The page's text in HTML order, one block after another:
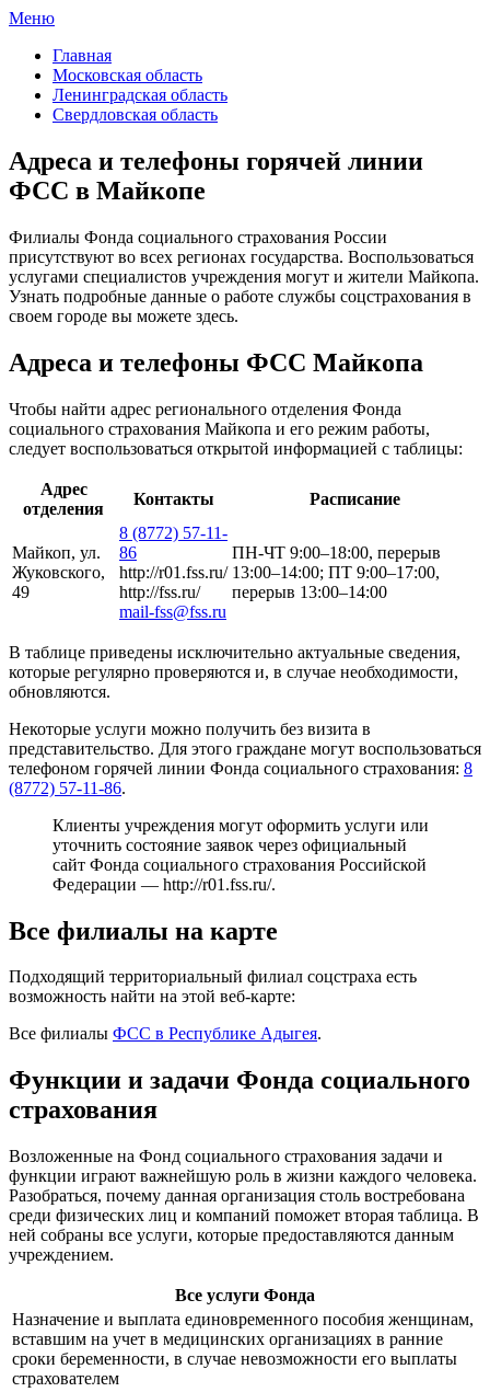
Меню
Главная
Московская область
Ленинградская область
Свердловская область
Адреса и телефоны горячей линии
ФСС в Майкопе
Филиалы Фонда социального страхования России
присутствуют во всех регионах государства. Воспользоваться
услугами специалистов учреждения могут и жители Майкопа.
Узнать подробные данные о работе службы соцстрахования в
своем городе вы можете здесь.
Адреса и телефоны ФСС Майкопа
Чтобы найти адрес регионального отделения Фонда
социального страхования Майкопа и его режим работы,
следует воспользоваться открытой информацией с таблицы:
Адрес
отделения
Контакты Расписание
Майкоп, ул.
Жуковского,
49
8 (8772) 57-11-
86
http://r01.fss.ru/
http://fss.ru/
mail-fss@fss.ru
ПН-ЧТ 9:00–18:00, перерыв
13:00–14:00; ПТ 9:00–17:00,
перерыв 13:00–14:00
В таблице приведены исключительно актуальные сведения,
которые регулярно проверяются и, в случае необходимости,
обновляются.
Некоторые услуги можно получить без визита в
представительство. Для этого граждане могут воспользоваться
телефоном горячей линии Фонда социального страхования: 8
(8772) 57-11-86.
Клиенты учреждения могут оформить услуги или
уточнить состояние заявок через официальный
сайт Фонда социального страхования Российской
Федерации — http://r01.fss.ru/.
Все филиалы на карте
Подходящий территориальный филиал соцстраха есть
возможность найти на этой веб-карте:
Все филиалы ФСС в Республике Адыгея.
Функции и задачи Фонда социального
страхования
Возложенные на Фонд социального страхования задачи и
функции играют важнейшую роль в жизни каждого человека.
Разобраться, почему данная организация столь востребована
среди физических лиц и компаний поможет вторая таблица. В
ней собраны все услуги, которые предоставляются данным
учреждением.
Все услуги Фонда
Назначение и выплата единовременного пособия женщинам,
вставшим на учет в медицинских организациях в ранние
сроки беременности, в случае невозможности его выплаты
страхователем